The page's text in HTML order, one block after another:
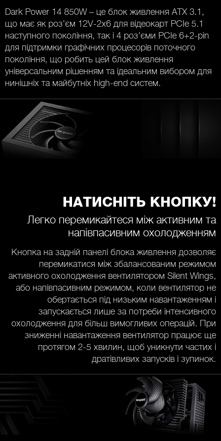
Dark Power 14 850W – це блок живлення ATX 3.1,
що має як роз'єм 12V-2x6 для відеокарт PCIe 5.1
наступного покоління, так і 4 роз'єми PCIe 6+2-pin
для підтримки графічних процесорів поточного
покоління, що робить цей блок живлення
універсальним рішенням та ідеальним вибором для
нинішніх та майбутніх high-end систем.
НАТИСНІТЬ КНОПКУ!
Легко перемикайтеся між активним та
напівпасивним охолодженням
Кнопка на задній панелі блока живлення дозволяє
перемикатися між збалансованим режимом
активного охолодження вентилятором Silent Wings,
або напівпасивним режимом, коли вентилятор не
обертається під низьким навантаженням і
запускається лише за потреби інтенсивного
охолодження для більш вимогливих операцій. При
зниженні навантаження вентилятор працює ще
протягом 2-5 хвилин, щоб уникнути частих і
дратівливих запусків і зупинок.